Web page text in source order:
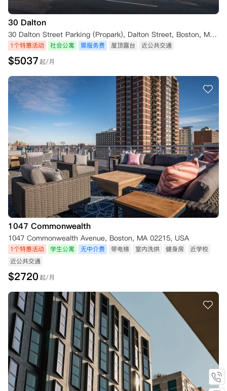
30 Dalton
30 Dalton Street Parking (Propark), Dalton Street, Boston, MA 02115, USA
1个特惠活动 社会公寓 需服务费 屋顶露台 近公共交通
$5037起/月
1047 Commonwealth
1047 Commonwealth Avenue, Boston, MA 02215, USA
1个特惠活动 学生公寓 无中介费 带电梯 室内洗烘 健身房
近学校
近公共交通
$2720起/月